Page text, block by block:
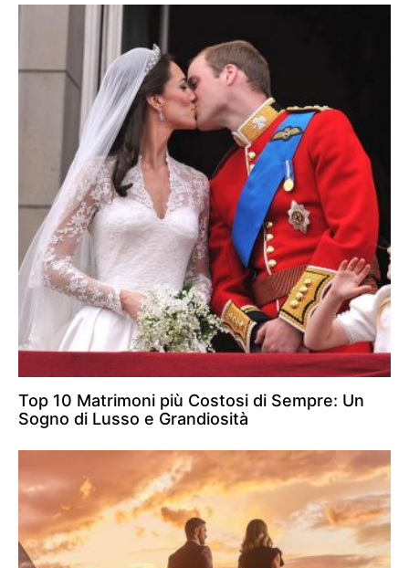
Top 10 Matrimoni più Costosi di Sempre: Un
Sogno di Lusso e Grandiosità